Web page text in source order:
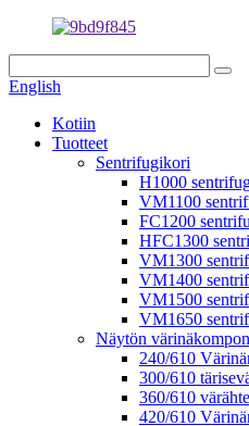
English
Kotiin
Tuotteet
Sentrifugikori
H1000
VM1100
FC1200
HFC1300
VM1300
VM1400
VM1500
VM1650
Näytön
240/610
300/610
360/610
420/610